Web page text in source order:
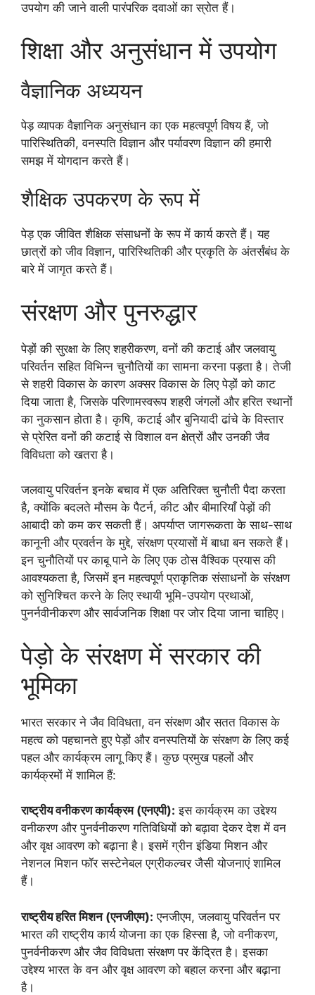
उपयोग की जाने वाली पारंपरिक दवाओं का स्रोत हैं।
शिक्षा और अनुसंधान में उपयोग
वैज्ञानिक अध्ययन
पेड़ व्यापक वैज्ञानिक अनुसंधान का एक महत्वपूर्ण विषय हैं, जो
पारिस्थितिकी, वनस्पति विज्ञान और पर्यावरण विज्ञान की हमारी
समझ में योगदान करते हैं।
शैक्षिक उपकरण के रूप में
पेड़ एक जीवित शैक्षिक संसाधनों के रूप में कार्य करते हैं। यह
छात्रों को जीव विज्ञान, पारिस्थितिकी और प्रकृति के अंतर्संबंध के
बारे में जागृत करते हैं।
संरक्षण और पुनरुद्धार
पेड़ों की सुरक्षा के लिए शहरीकरण, वनों की कटाई और जलवायु
परिवर्तन सहित विभिन्न चुनौतियों का सामना करना पड़ता है। तेजी
से शहरी विकास के कारण अक्सर विकास के लिए पेड़ों को काट
दिया जाता है, जिसके परिणामस्वरूप शहरी जंगलों और हरित स्थानों
का नुकसान होता है। कृषि, कटाई और बुनियादी ढांचे के विस्तार
से प्रेरित वनों की कटाई से विशाल वन क्षेत्रों और उनकी जैव
विविधता को खतरा है।
जलवायु परिवर्तन इनके बचाव में एक अतिरिक्त चुनौती पैदा करता
है, क्योंकि बदलते मौसम के पैटर्न, कीट और बीमारियाँ पेड़ों की
आबादी को कम कर सकती हैं। अपर्याप्त जागरूकता के साथ-साथ
कानूनी और प्रवर्तन के मुद्दे, संरक्षण प्रयासों में बाधा बन सकते हैं।
इन चुनौतियों पर काबू पाने के लिए एक ठोस वैश्विक प्रयास की
आवश्यकता है, जिसमें इन महत्वपूर्ण प्राकृतिक संसाधनों के संरक्षण
को सुनिश्चित करने के लिए स्थायी भूमि-उपयोग प्रथाओं,
पुनर्नवीनीकरण और सार्वजनिक शिक्षा पर जोर दिया जाना चाहिए।
पेड़ो के संरक्षण में सरकार की
भूमिका
भारत सरकार ने जैव विविधता, वन संरक्षण और सतत विकास के
महत्व को पहचानते हुए पेड़ों और वनस्पतियों के संरक्षण के लिए कई
पहल और कार्यक्रम लागू किए हैं। कुछ प्रमुख पहलों और
कार्यक्रमों में शामिल हैं:
राष्ट्रीय वनीकरण कार्यक्रम (एनएपी): इस कार्यक्रम का उद्देश्य
वनीकरण और पुनर्वनीकरण गतिविधियों को बढ़ावा देकर देश में वन
और वृक्ष आवरण को बढ़ाना है। इसमें ग्रीन इंडिया मिशन और
नेशनल मिशन फॉर सस्टेनेबल एग्रीकल्चर जैसी योजनाएं शामिल
हैं।
राष्ट्रीय हरित मिशन (एनजीएम): एनजीएम, जलवायु परिवर्तन पर
भारत की राष्ट्रीय कार्य योजना का एक हिस्सा है, जो वनीकरण,
पुनर्वनीकरण और जैव विविधता संरक्षण पर केंद्रित है। इसका
उद्देश्य भारत के वन और वृक्ष आवरण को बहाल करना और बढ़ाना
है।